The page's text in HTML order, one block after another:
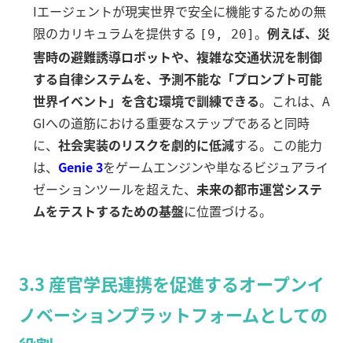
Iエージェントが現実世界で安全に機能するための無
限のカリキュラムを提供する [9, 20] 。 例えば、災
害時の避難誘導ロボットや、複雑な交通状況を制御
する自律システムを、予測不能な「プロンプト可能
世界イベント」を含む環境で訓練できる。これは、A
GIへの道筋における重要なステップであると同時
に、 社会実装のリスクを劇的に低減する。この能力
は、 Genie 3をゲームエンジンや単なるビジュアライ
ゼーションツールを超えた、 未来の都市運営システ
ムをテストするための基盤に位置づける。
3.3 産官学民連携を促進するオープンイ
ノベーションプラットフォームとしての